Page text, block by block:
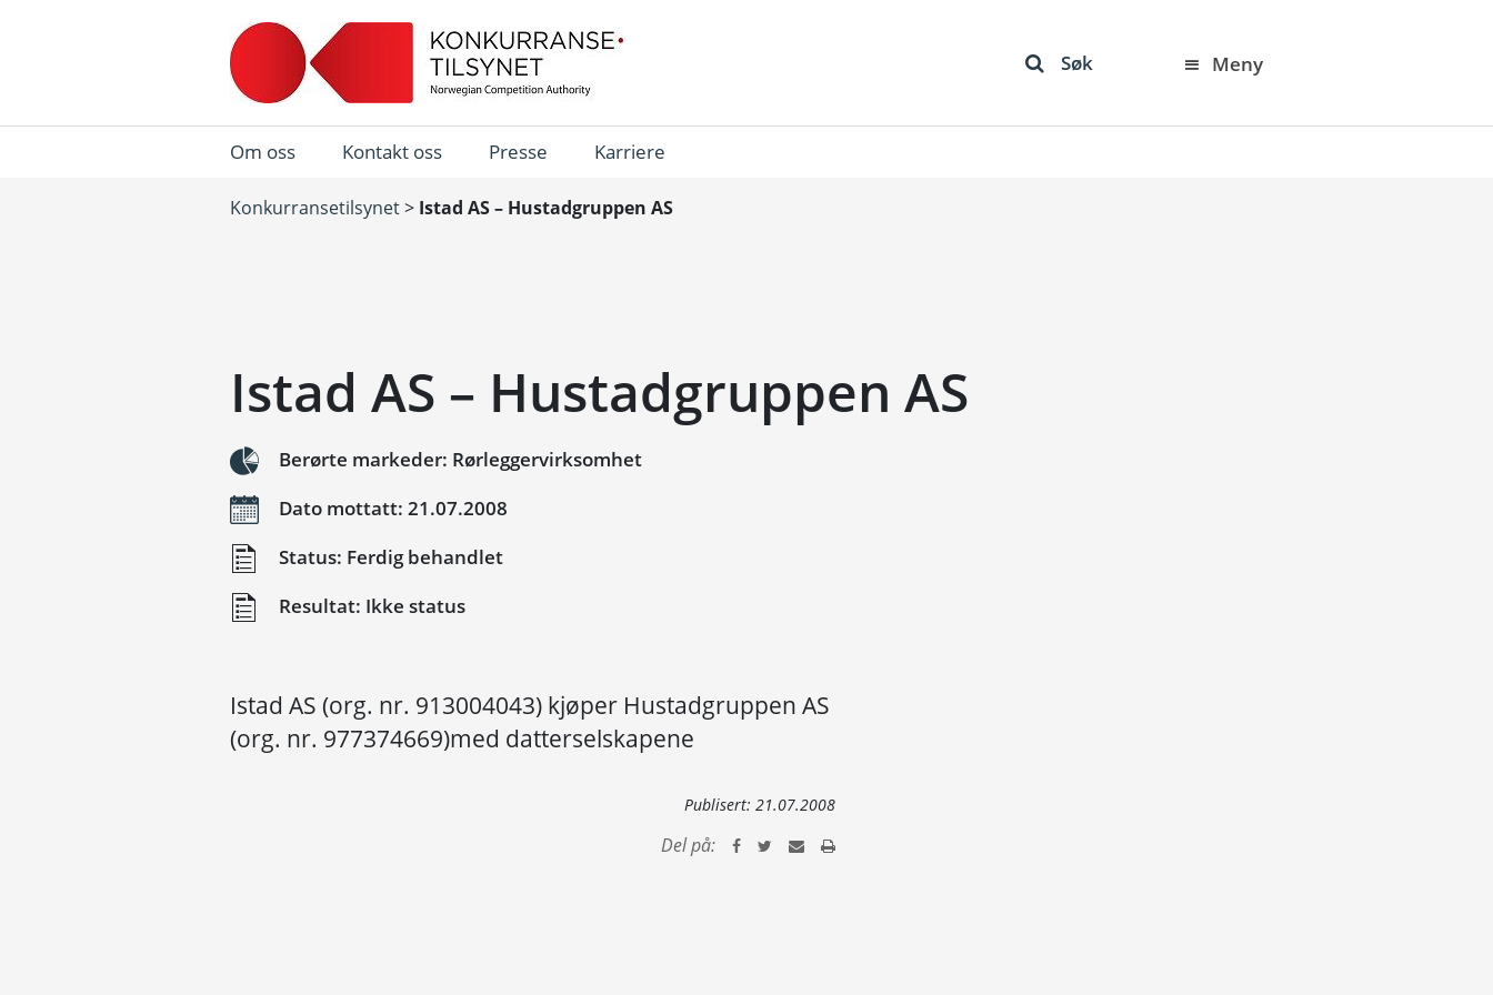
Søk Meny
Om oss Kontakt oss Presse Karriere
Konkurransetilsynet> Istad AS – Hustadgruppen AS
Istad AS – Hustadgruppen AS
Berørte markeder: Rørleggervirksomhet
Dato mottatt: 21.07.2008
Status: Ferdig behandlet
Resultat: Ikke status
Istad AS (org. nr. 913004043) kjøper Hustadgruppen AS
(org. nr. 977374669)med datterselskapene
Publisert: 21.07.2008
Del på: